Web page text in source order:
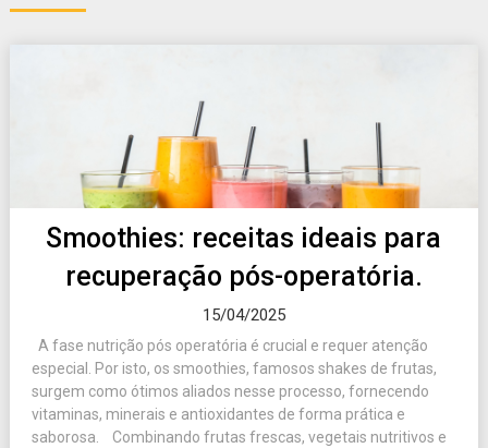
Smoothies: receitas ideais para
recuperação pós-operatória.
15/04/2025
A fase nutrição pós operatória é crucial e requer atenção
especial. Por isto, os smoothies, famosos shakes de frutas,
surgem como ótimos aliados nesse processo, fornecendo
vitaminas, minerais e antioxidantes de forma prática e
saborosa. Combinando frutas frescas, vegetais nutritivos e